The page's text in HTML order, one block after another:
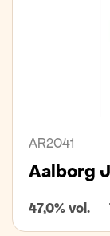
AR2041
Aalborg
47,0% vol.